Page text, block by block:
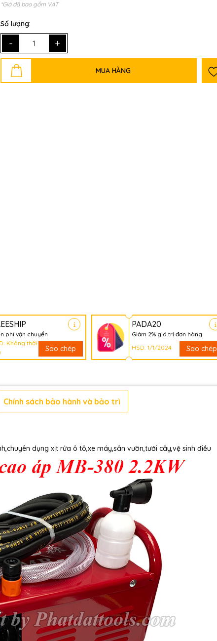
*Giá đã bao gồm VAT
Số lượng:
- +
MUA HÀNG
phí vận chuyển
Không thời
Sao chép
PADA20
Giảm 2% giá trị đơn hàng
HSD: 1/1/2024
Sao chép
giảm giá:
hết hạn:
kiện:
Chính sách bảo hành và bảo trì
dụng xịt rửa ô tô,xe máy,sân vườn,tưới cây,vệ sinh điều